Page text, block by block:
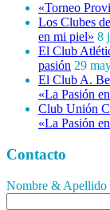
«Torneo
Los Clubes
en mi piel» 8
El Club
pasión 29
El Club A.
«La Pasión
Club Unión
«La Pasión
Contacto
Nombre & Apellido